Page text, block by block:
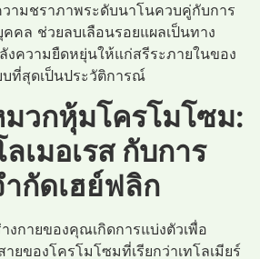
ามชราภาพระดับนาโนควบคู่กับการ
คคล ช่วยลบเลือนรอยแผลเป็นทาง
ความยืดหยุ่นให้แก่สรีระภายในของ
ที่สุดเป็นประวัติการณ์
วกหุ้มโครโมโซม:
เมอเรส กับการ
กัดเฮย์ฟลิก
งกายของคุณเกิดการแบ่งตัวเพื่อ
ยของโครโมโซมที่เรียกว่าเทโลเมียร์